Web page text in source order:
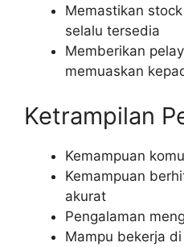
Memastikan
selalu tersedia
Memberikan
memuaskan
Ketrampilan
Kemampuan
Kemampuan
akurat
Pengalaman
Mampu bekerja